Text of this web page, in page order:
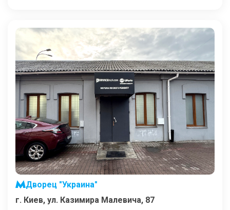
Дворец "Украина"
г. Киев, ул. Казимира Малевича, 87